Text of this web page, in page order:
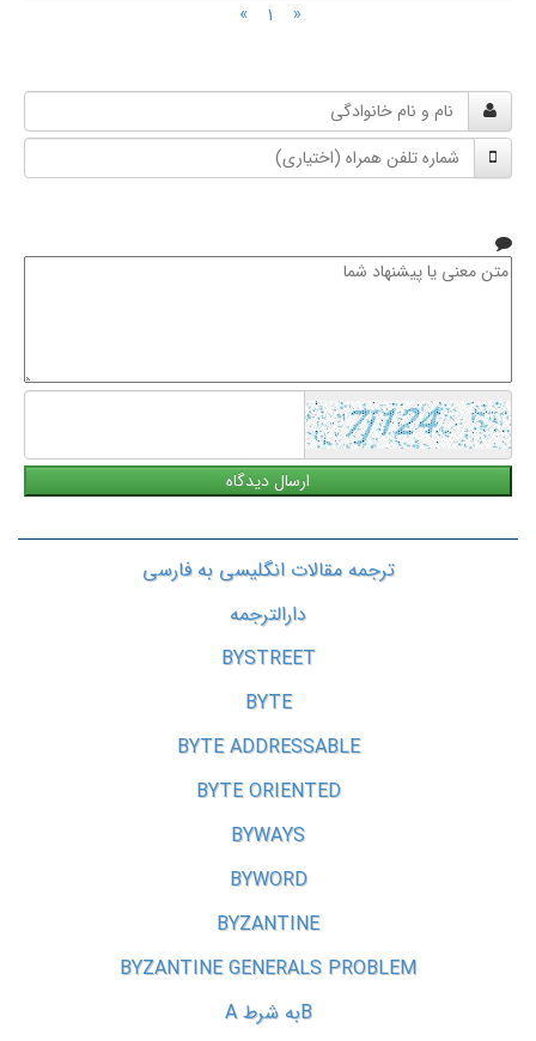
«
1
»
و
نام
خانوادگی
شماره
تلفن
متن
ترجمه مقالات انگلیسی به فارسی
دارالترجمه
BYSTREET
BYTE
BYTE ADDRESSABLE
BYTE ORIENTED
BYWAYS
BYWORD
BYZANTINE
BYZANTINE GENERALS PROBLEM
Bبه شرط A